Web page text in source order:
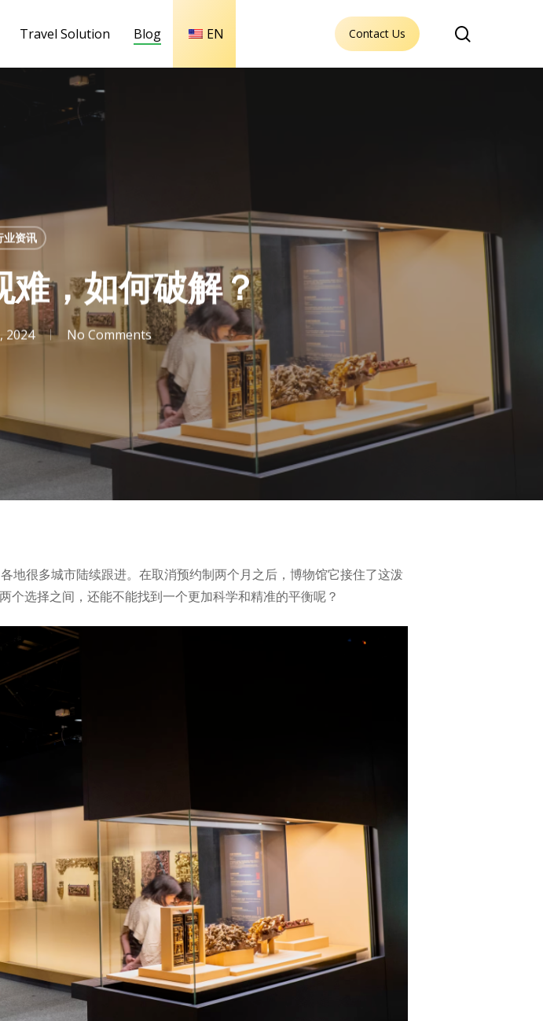
Travel Solution Blog EN Contact Us
业资讯
难，如何破解？
2024 No Comments
地很多城市陆续跟进。在取消预约制两个月之后，博物馆它接住了这泼
选择之间，还能不能找到一个更加科学和精准的平衡呢？